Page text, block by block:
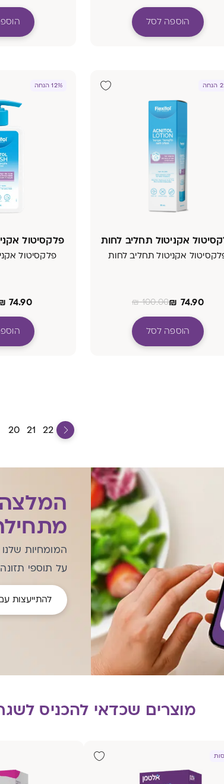
הוספה לסל
אקניטול תחליב לחות
אקניטול תחליב לחות
₪ 74.90
₪100.00
הוספה לסל
12% הנחה
פלקסיטול
פלקסיטול
74.90
20 21 22
המומחיות
על תוספי
להתייעצות
מוצרים שכדאי להכניס